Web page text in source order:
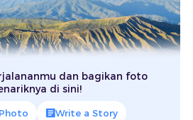
dan bagikan foto
di sini!
Write a Story